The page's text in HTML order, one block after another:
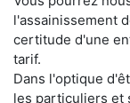
l'assainissement
certitude d'une
tarif.
Dans l'optique
les particuliers et